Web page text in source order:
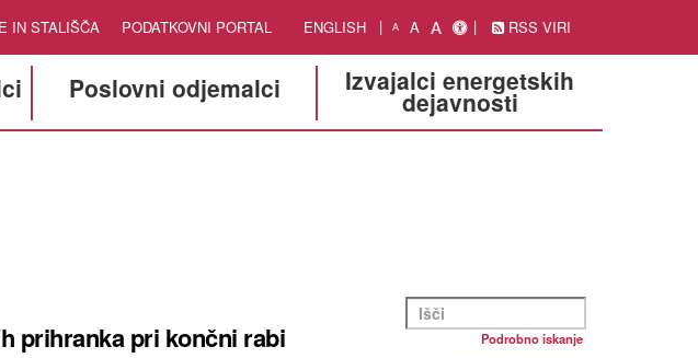
IN STALIŠČA PODATKOVNI PORTAL ENGLISH A A A RSS VIRI
Poslovni odjemalci Izvajalci energetskih
dejavnosti
prihranka pri končni rabi Podrobno iskanje